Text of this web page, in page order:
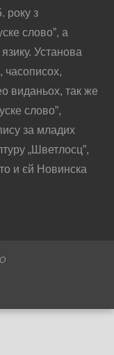
року з
слово”, а
Установа
часописох,
виданьох, так же
слово”,
за младих
„Шветлосц”,
и єй Новинска